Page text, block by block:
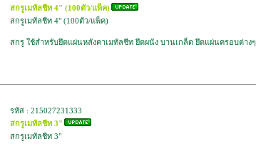
สกรูเมทัลชีท 4" (100ตัว/แพ็ค)
สกรูเมทัลชีท 4" (100ตัว/แพ็ค)
สกรู ใช้สำหรับยึดแผ่นหลังคาเมทัลชีท ยึดผนัง บานเกล็ด ยึดแผ่นครอบต่างๆ
รหัส : 215027231333
สกรูเมทัลชีท 3"
สกรูเมทัลชีท 3"